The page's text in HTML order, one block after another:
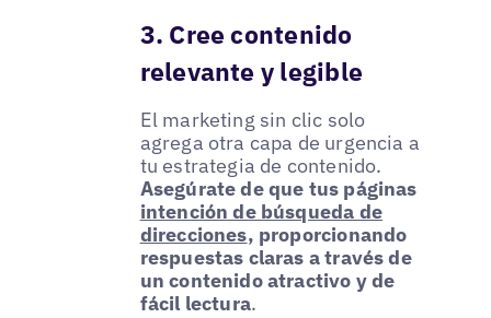
3. Cree contenido
relevante y legible
El marketing sin clic solo
agrega otra capa de urgencia a
tu estrategia de contenido.
Asegúrate de que tus páginas
intención de búsqueda de
direcciones, proporcionando
respuestas claras a través de
un contenido atractivo y de
fácil lectura.